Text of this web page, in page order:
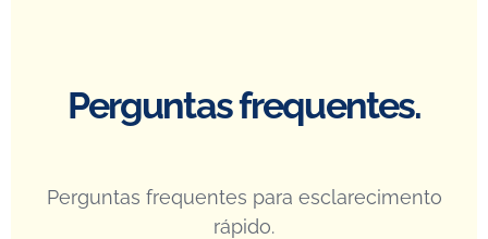
Perguntas frequentes.
Perguntas frequentes para esclarecimento
rápido.